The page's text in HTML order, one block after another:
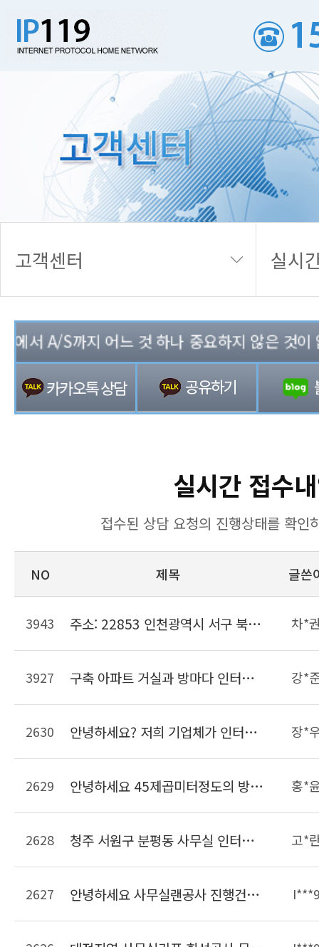
고객센터 실시
서 A/S까지 어느 것 하나 중요하지 않은 것이
실시간 접수
접수된 상담 요청의 진행상태를 확인
NO 제목 글쓴
3943 주소: 22853 인천광역시 서구 북항로206번길 22, 위킵 허브센터 차*
3927 구축 아파트 거실과 방마다 인터넷 사용가능하게 랜선 공사견적 요청합니다 강*
2630 안녕하세요? 저희 기업체가 인터넷을 LG유플러스를 이용하고있는데 전체 랜선이 너무 많고 어떤선이 메인선인지 구분이 안갑니다. 깔끔하게 랜선을 정리했으면하여 문의드립니다. 장*
2629 안녕하세요 45제곱미터정도의 방에 랜선정리를 하려고합니다. 현재 랜선은 서버실에서 천ㅌ장을 통해 들어와 있는 상태이며 정리해야할 랜선은 15개정도입니다. 선 길이조정 및 몰딩까지 비용이 대략 얼마정도 되는지 궁금합니다. 홍*
2628 청주 서원구 분평동 사무실 인터넷키폰이 불편해서 일반키폰으로 바꿀려고하는데 비용이 얼마나 들까요?? 9대설치예정 고*
2627 안녕하세요 사무실랜공사 진행건으로 문의드립니다. 23개의 책상이 들어가는 사무실입니다 자리가 23개면 견적이 얼마나 나올까요??? 사무실은 현재 공실상태입니다. 견적요청드립니다. 감사합니다